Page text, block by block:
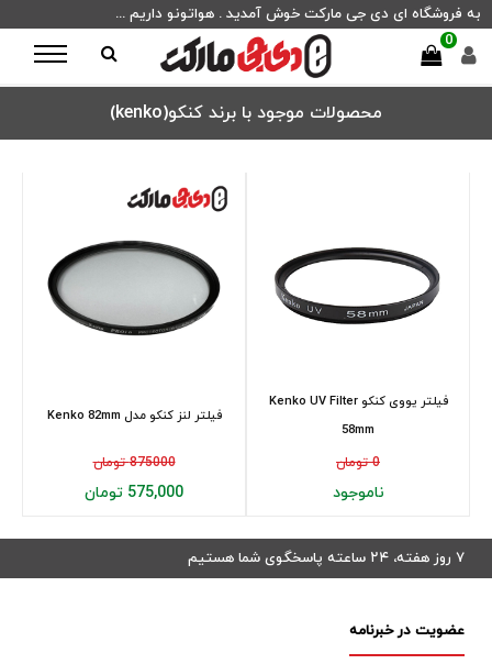
به فروشگاه ای دی جی مارکت خوش آمدید . هواتونو داریم ...
0
محصولات موجود با برند کنکو(kenko)
فیلتر لنز کنکو مدل Kenko 82mm
875000 تومان
575,000 تومان
فیلتر یووی کنکو Kenko UV Filter
58mm
0 تومان
ناموجود
۷ روز هفته، ۲۴ ساعته پاسخگوی شما هستیم
عضویت در خبرنامه